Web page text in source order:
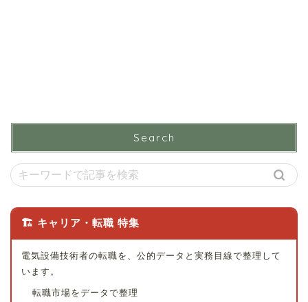
Search
🏗 キャリア・転職 特集
電気設備技術者の転職を、公的データと実務目線で整理して
います。
転職市場をデータで整理